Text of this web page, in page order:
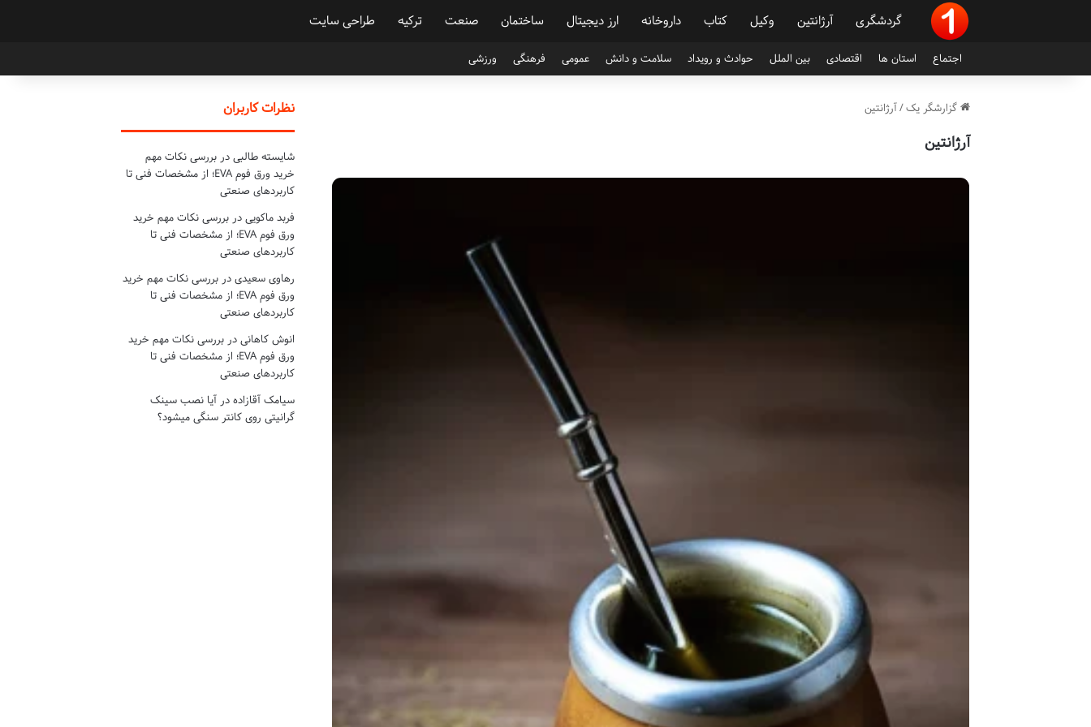
گردشگری آرژانتین وکیل کتاب داروخانه ارز دیجیتال ساختمان صنعت ترکیه طراحی سایت
اجتماع استان ها اقتصادی بین الملل حوادث و رویداد سلامت و دانش عمومی فرهنگی ورزشی
گزارشگر یک/آرژانتین
آرژانتین
نظرات کاربران
شایسته طالبیدر بررسی نکات مهم
خرید ورق فوم EVA؛ از مشخصات فنی تا
کاربردهای صنعتی
فربد ماکوییدر بررسی نکات مهم خرید
ورق فوم EVA؛ از مشخصات فنی تا
کاربردهای صنعتی
رهاوی سعیدیدر بررسی نکات مهم خرید
ورق فوم EVA؛ از مشخصات فنی تا
کاربردهای صنعتی
انوش کاهانیدر بررسی نکات مهم خرید
ورق فوم EVA؛ از مشخصات فنی تا
کاربردهای صنعتی
سیامک آقازادهدر آیا نصب سینک
گرانیتی روی کانتر سنگی میشود؟